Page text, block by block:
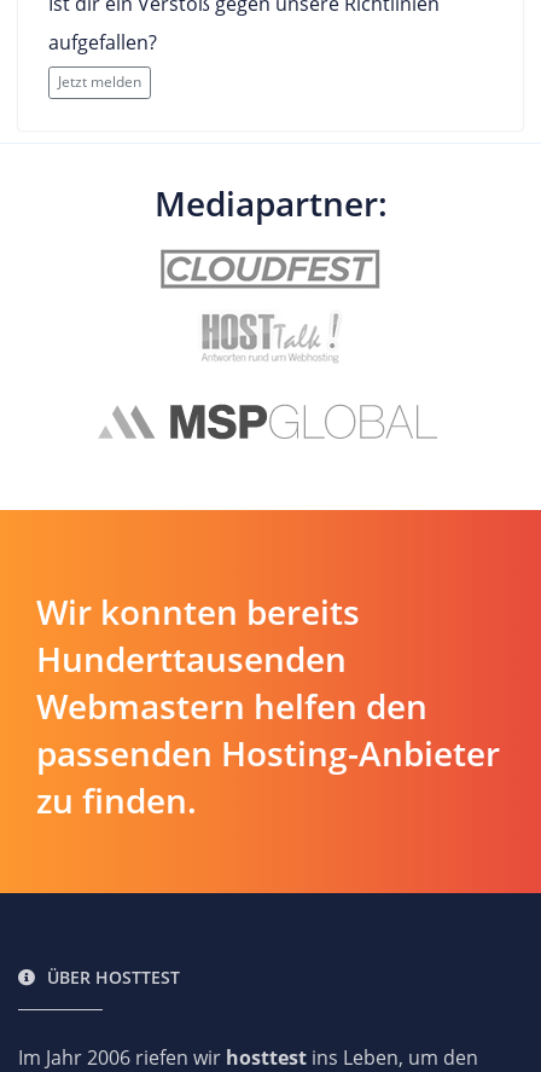
aufgefallen?
Jetzt melden
Mediapartner:
Wir konnten bereits
Hunderttausenden
Webmastern helfen den
passenden Hosting-Anbieter
zu finden.
ÜBER HOSTTEST
Im Jahr 2006 riefen wir hosttest ins Leben, um den